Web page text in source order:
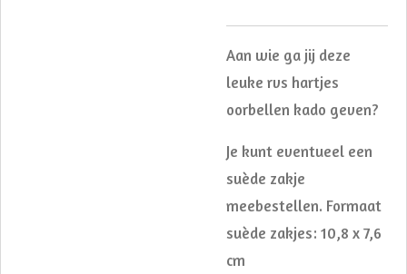
Aan wie ga jij deze
leuke rvs hartjes
oorbellen kado geven?
Je kunt eventueel een
suède zakje
meebestellen. Formaat
suède zakjes: 10,8 x 7,6
cm